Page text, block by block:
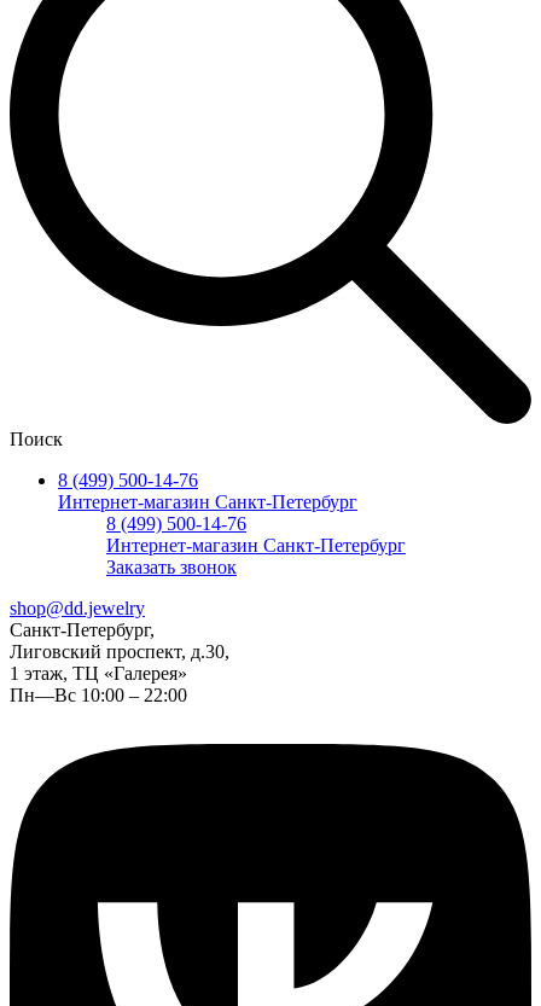
Поиск
8 (499) 500-14-76
Интернет-магазин Санкт-Петербург
8 (499) 500-14-76
Интернет-магазин Санкт-Петербург
Заказать звонок
shop@dd.jewelry
Санкт-Петербург,
Лиговский проспект, д.30,
1 этаж, ТЦ «Галерея»
Пн—Вс 10:00 – 22:00